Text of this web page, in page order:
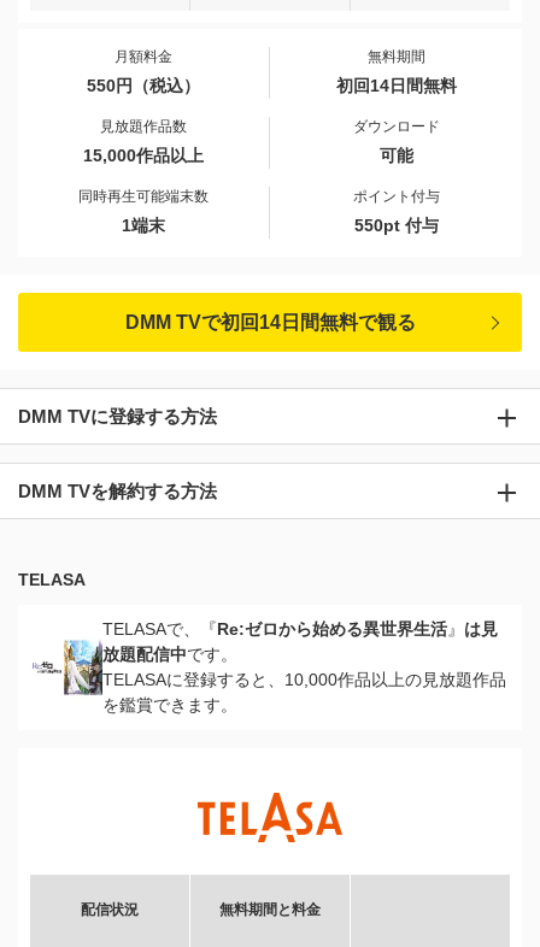
月額料金
550円（税込）
無料期間
初回14日間無料
見放題作品数
15,000作品以上
ダウンロード
可能
同時再生可能端末数
1端末
ポイント付与
550pt 付与
DMM TVで初回14日間無料で観る
DMM TVに登録する方法
DMM TVを解約する方法
TELASA
TELASAで、『Re:ゼロから始める異世界生活』 は見
放題配信中です。
TELASAに登録すると、10,000作品以上の見放題作品
を鑑賞できます。
配信状況 無料期間と料金